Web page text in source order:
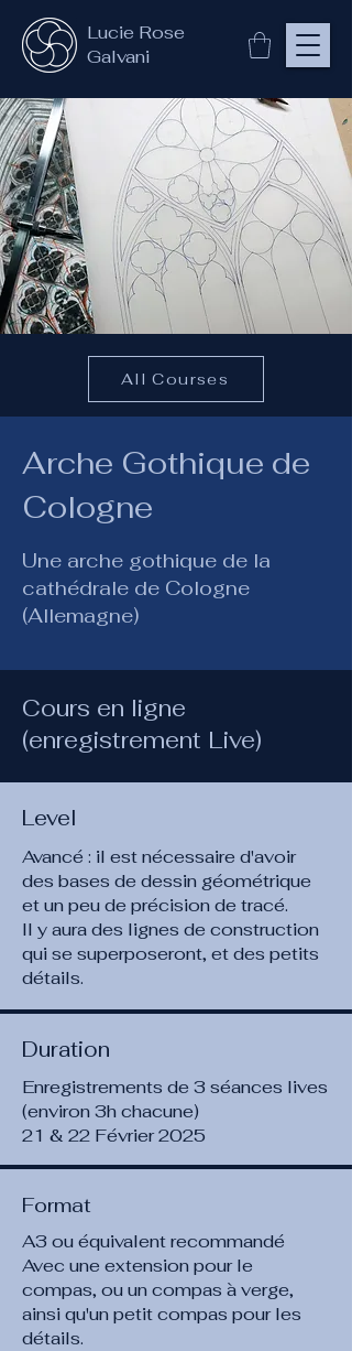
Lucie Rose
Galvani
All Courses
Arche Gothique de
Cologne
Une arche gothique de la
cathédrale de Cologne
(Allemagne)
Cours en ligne
(enregistrement Live)
Level
Avancé : il est nécessaire d'avoir
des bases de dessin géométrique
et un peu de précision de tracé.
Il y aura des lignes de construction
qui se superposeront, et des petits
détails.
Duration
Enregistrements de 3 séances lives
(environ 3h chacune)
21 & 22 Février 2025
Format
A3 ou équivalent recommandé
Avec une extension pour le
compas, ou un compas à verge,
ainsi qu'un petit compas pour les
détails.